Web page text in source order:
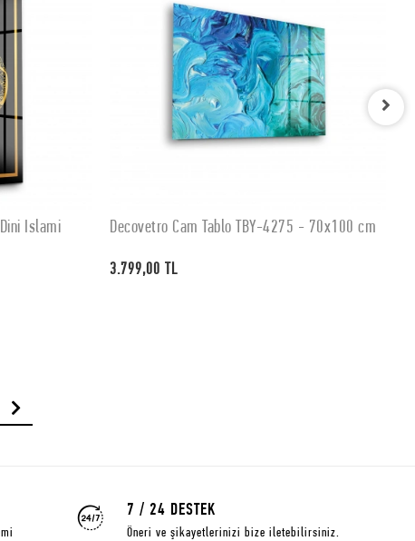
Dini İslami
SEPETE EKLE
Decovetro Cam Tablo TBY-4275 - 70x100 cm
3.799,00 TL
7 / 24 DESTEK
Öneri ve şikayetlerinizi bize iletebilirsiniz.